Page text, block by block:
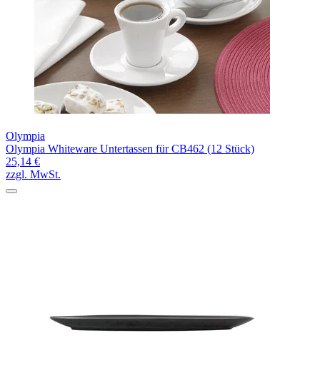
Olympia
Olympia Whiteware Untertassen für CB462 (12 Stück)
25,14 €
zzgl. MwSt.